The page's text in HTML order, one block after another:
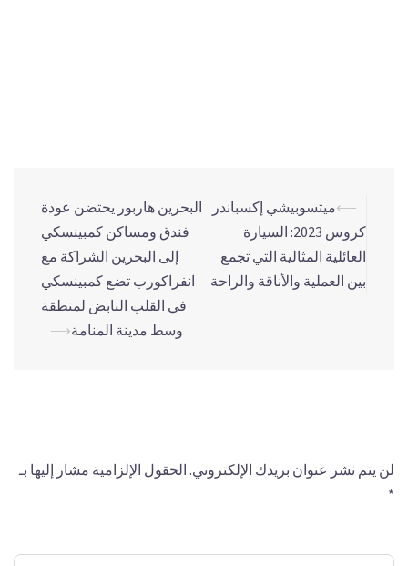
⟵ميتسوبيشي إكسباندر
كروس 2023: السيارة
العائلية المثالية التي تجمع
بين العملية والأناقة والراحة
البحرين هاربور يحتضن عودة
فندق ومساكن كمبينسكي
إلى البحرين الشراكة مع
انفراكورب تضع كمبينسكي
في القلب النابض لمنطقة
وسط مدينة المنامة⟶
لن يتم نشر عنوان بريدك الإلكتروني. الحقول الإلزامية مشار إليها بـ
*